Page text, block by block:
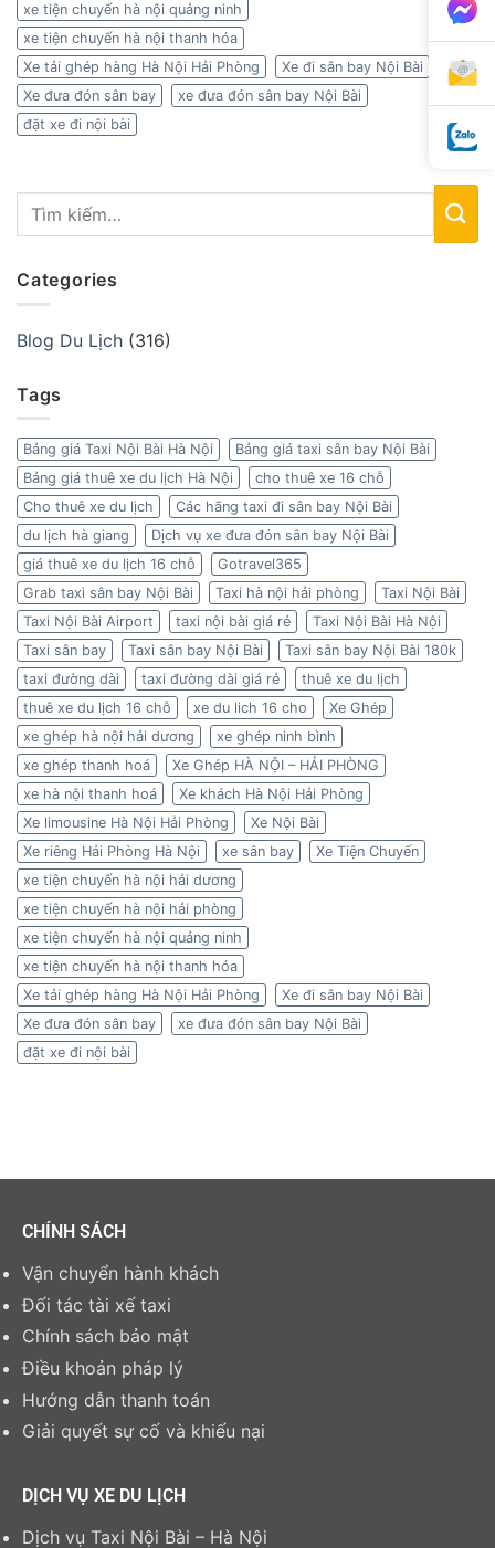
xe tiện chuyến hà nội quảng ninh
xe tiện chuyến hà nội thanh hóa
Xe tải ghép hàng Hà Nội Hải Phòng
Xe đi sân bay Nội Bài
Xe đưa đón sân bay
xe đưa đón sân bay Nội Bài
đặt xe đi nội bài
Categories
Blog Du Lịch (316)
Tags
Bảng giá Taxi Nội Bài Hà Nội
Bảng giá taxi sân bay Nội Bài
Bảng giá thuê xe du lịch Hà Nội
cho thuê xe 16 chỗ
Cho thuê xe du lịch
Các hãng taxi đi sân bay Nội Bài
du lịch hà giang
Dịch vụ xe đưa đón sân bay Nội Bài
giá thuê xe du lịch 16 chỗ
Gotravel365
Grab taxi sân bay Nội Bài
Taxi hà nội hải phòng
Taxi Nội Bài
Taxi Nội Bài Airport
taxi nội bài giá rẻ
Taxi Nội Bài Hà Nội
Taxi sân bay
Taxi sân bay Nội Bài
Taxi sân bay Nội Bài 180k
taxi đường dài
taxi đường dài giá rẻ
thuê xe du lịch
thuê xe du lịch 16 chỗ
xe du lich 16 cho
Xe Ghép
xe ghép hà nội hải dương
xe ghép ninh bình
xe ghép thanh hoá
Xe Ghép HÀ NỘI – HẢI PHÒNG
xe hà nội thanh hoá
Xe khách Hà Nội Hải Phòng
Xe limousine Hà Nội Hải Phòng
Xe Nội Bài
Xe riêng Hải Phòng Hà Nội
xe sân bay
Xe Tiện Chuyến
xe tiện chuyến hà nội hải dương
xe tiện chuyến hà nội hải phòng
xe tiện chuyến hà nội quảng ninh
xe tiện chuyến hà nội thanh hóa
Xe tải ghép hàng Hà Nội Hải Phòng
Xe đi sân bay Nội Bài
Xe đưa đón sân bay
xe đưa đón sân bay Nội Bài
đặt xe đi nội bài
CHÍNH SÁCH
Vận chuyển hành khách
Đối tác tài xế taxi
Chính sách bảo mật
Điều khoản pháp lý
Hướng dẫn thanh toán
Giải quyết sự cố và khiếu nại
DỊCH VỤ XE DU LỊCH
Dịch vụ Taxi Nội Bài – Hà Nội